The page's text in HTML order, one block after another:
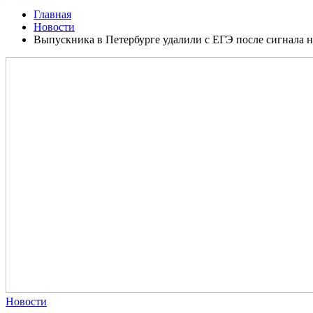
Главная
Новости
Выпускника в Петербурге удалили с ЕГЭ после сигнала
Новости